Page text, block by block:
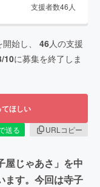
支援者数46 人
始し、 46人の支援
10に募集を終了しま
ほしい
送る
URLコピー
屋じゃあさ」を中
ます。今回は寺子